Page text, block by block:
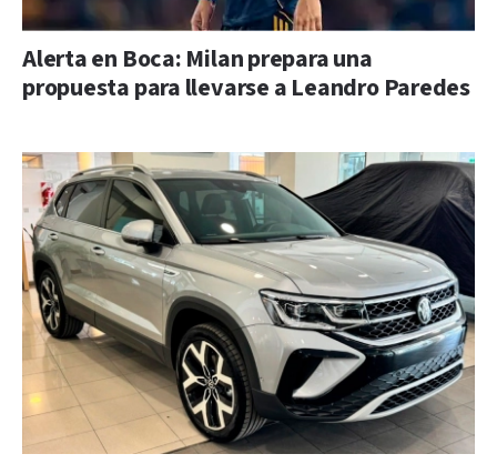
Alerta en Boca: Milan prepara una
propuesta para llevarse a Leandro Paredes